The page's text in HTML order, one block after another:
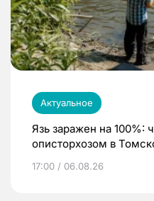
Актуальное
Язь заражен на 100%:
описторхозом в
17:00 / 06.08.26